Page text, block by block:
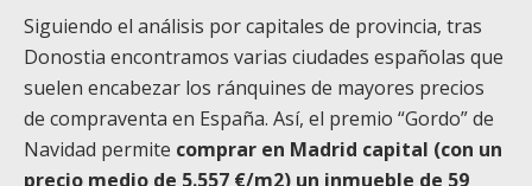
Siguiendo el análisis por capitales de provincia, tras
Donostia encontramos varias ciudades españolas que
suelen encabezar los ránquines de mayores precios
de compraventa en España. Así, el premio “Gordo” de
Navidad permite comprar en Madrid capital (con un
precio medio de 5.557 €/m2) un inmueble de 59